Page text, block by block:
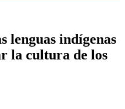
lenguas indígenas
la cultura de los